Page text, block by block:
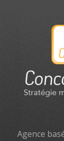
Agence